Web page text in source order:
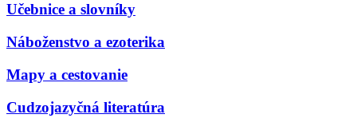
Učebnice a slovníky
Náboženstvo a ezoterika
Mapy a cestovanie
Cudzojazyčná literatúra